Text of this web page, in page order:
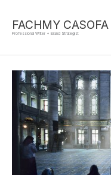
FACHMY CASOFA
Professional Writer + Brand Strategist